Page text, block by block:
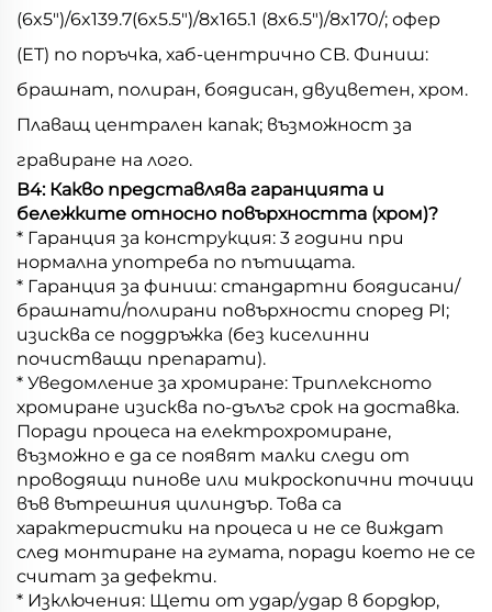
(6x5")/6x139.7(6x5.5")/8x165.1 (8x6.5")/8x170/; офер
(ET) по поръчка, хаб-центрично CB. Финиш:
брашнат, полиран, боядисан, двуцветен, хром.
Плаващ централен капак; възможност за
гравиране на лого.
В4: Какво представлява гаранцията и
бележките относно повърхността (хром)?
* Гаранция за конструкция: 3 години при
нормална употреба по пътищата.
* Гаранция за финиш: стандартни боядисани/
брашнати/полирани повърхности според PI;
изисква се поддръжка (без киселинни
почистващи препарати).
* Уведомление за хромиране: Триплексното
хромиране изисква по-дълъг срок на доставка.
Поради процеса на електрохромиране,
възможно е да се появят малки следи от
проводящи пинове или микроскопични точици
във вътрешния цилиндър. Това са
характеристики на процеса и не се виждат
след монтиране на гумата, поради което не се
считат за дефекти.
* Изключения: Щети от удар/удар в бордюр,